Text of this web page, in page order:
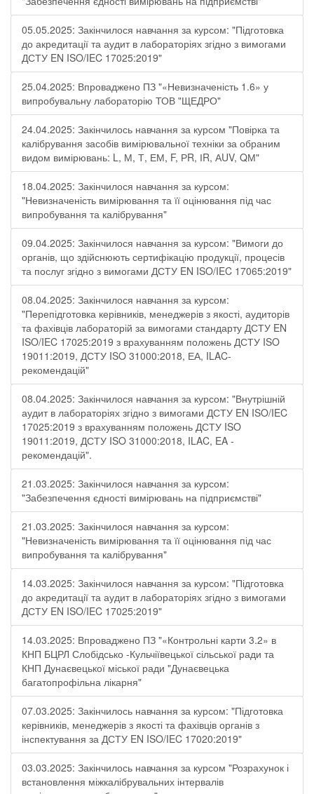
05.05.2025: Закінчилося навчання за курсом: "Підготовка
до акредитації та аудит в лабораторіях згідно з вимогами
ДСТУ EN ISO/IEC 17025:2019"
25.04.2025: Впроваджено ПЗ "«Невизначеність 1.6» у
випробувальну лабораторію ТОВ "ЩЕДРО"
24.04.2025: Закінчилось навчання за курсом "Повірка та
калібрування засобів вимірювальної техніки за обраним
видом вимірювань: L, М, Т, ЕМ, F, РR, ІR, АUV, QМ"
18.04.2025: Закінчилося навчання за курсом:
"Невизначеність вимірювання та її оцінювання під час
випробування та калібрування"
09.04.2025: Закінчилося навчання за курсом: "Вимоги до
органів, що здійснюють сертифікацію продукції, процесів
та послуг згідно з вимогами ДСТУ EN ISO/IEC 17065:2019"
08.04.2025: Закінчилося навчання за курсом:
"Перепідготовка керівників, менеджерів з якості, аудиторів
та фахівців лабораторій за вимогами стандарту ДСТУ EN
ISO/IEC 17025:2019 з врахуванням положень ДСТУ ISO
19011:2019, ДСТУ ISO 31000:2018, ЕА, ILAC-
рекомендацій"
08.04.2025: Закінчилося навчання за курсом: "Внутрішній
аудит в лабораторіях згідно з вимогами ДСТУ EN ISO/IEC
17025:2019 з врахуванням положень ДСТУ ISO
19011:2019, ДСТУ ISO 31000:2018, ILAC, EA -
рекомендацій".
21.03.2025: Закінчилося навчання за курсом:
"Забезпечення єдності вимірювань на підприємстві"
21.03.2025: Закінчилося навчання за курсом:
"Невизначеність вимірювання та її оцінювання під час
випробування та калібрування"
14.03.2025: Закінчилося навчання за курсом: "Підготовка
до акредитації та аудит в лабораторіях згідно з вимогами
ДСТУ EN ISO/IEC 17025:2019"
14.03.2025: Впроваджено ПЗ "«Контрольні карти 3.2» в
КНП БЦРЛ Слобідсько -Кульчіївецької сільської ради та
КНП Дунаєвецької міської ради "Дунаєвецька
багатопрофільна лікарня"
07.03.2025: Закінчилось навчання за курсом: "Підготовка
керівників, менеджерів з якості та фахівців органів з
інспектування за ДСТУ EN ISO/IEC 17020:2019"
03.03.2025: Закінчилось навчання за курсом "Розрахунок і
встановлення міжкалібрувальних інтервалів